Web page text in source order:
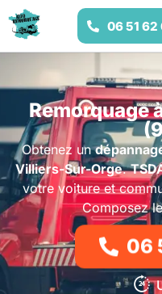
06 51 62
Remorquage
Obtenez un
Villiers-Sur-Orge.
votre voiture et
Composez
06